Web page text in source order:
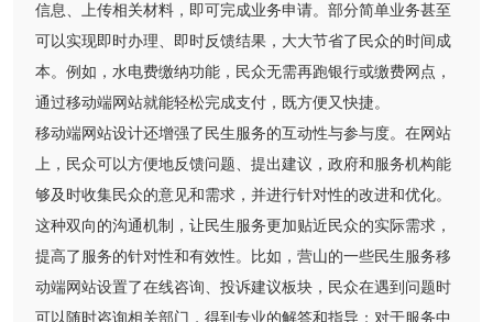
信息、上传相关材料，即可完成业务申请。部分简单业务甚至
可以实现即时办理、即时反馈结果，大大节省了民众的时间成
本。例如，水电费缴纳功能，民众无需再跑银行或缴费网点，
通过移动端网站就能轻松完成支付，既方便又快捷。
移动端网站设计还增强了民生服务的互动性与参与度。在网站
上，民众可以方便地反馈问题、提出建议，政府和服务机构能
够及时收集民众的意见和需求，并进行针对性的改进和优化。
这种双向的沟通机制，让民生服务更加贴近民众的实际需求，
提高了服务的针对性和有效性。比如，营山的一些民生服务移
动端网站设置了在线咨询、投诉建议板块，民众在遇到问题时
可以随时咨询相关部门，得到专业的解答和指导；对于服务中